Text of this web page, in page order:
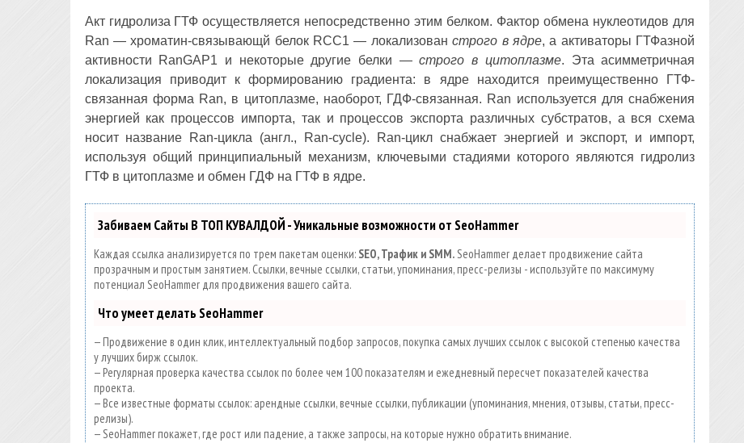
Акт гидролиза ГТФ осуществляется непосредственно этим белком. Фактор обмена нуклеотидов для
Ran — хроматин-связывающй белок RCC1 — локализованстрого в ядре, а активаторы ГТФазной
активности RanGAP1 и некоторые другие белки —строго в цитоплазме. Эта асимметричная
локализация приводит к формированию градиента: в ядре находится преимущественно ГТФ-
связанная форма Ran, в цитоплазме, наоборот, ГДФ-связанная. Ran используется для снабжения
энергией как процессов импорта, так и процессов экспорта различных субстратов, а вся схема
носит название Ran-цикла (англ., Ran-cycle). Ran-цикл снабжает энергией и экспорт, и импорт,
используя общий принципиальный механизм, ключевыми стадиями которого являются гидролиз
ГТФ в цитоплазме и обмен ГДФ на ГТФ в ядре.
Забиваем Сайты В ТОП КУВАЛДОЙ - Уникальные возможности от SeoHammer
Каждая ссылка анализируется по трем пакетам оценки: SEO, Трафик и SMM.SeoHammer делает продвижение сайта
прозрачным и простым занятием. Ссылки, вечные ссылки, статьи, упоминания, пресс-релизы - используйте по максимуму
потенциал SeoHammer для продвижения вашего сайта.
Что умеет делать SeoHammer
— Продвижение в один клик, интеллектуальный подбор запросов, покупка самых лучших ссылок с высокой степенью качества
у лучших бирж ссылок.
— Регулярная проверка качества ссылок по более чем 100 показателям и ежедневный пересчет показателей качества
проекта.
— Все известные форматы ссылок: арендные ссылки, вечные ссылки, публикации (упоминания, мнения, отзывы, статьи, пресс-
релизы).
— SeoHammer покажет, где рост или падение, а также запросы, на которые нужно обратить внимание.